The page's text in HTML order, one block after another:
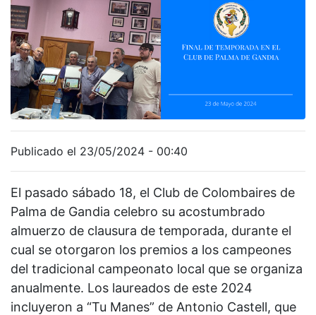
Publicado el 23/05/2024 - 00:40
El pasado sábado 18, el Club de Colombaires de
Palma de Gandia celebro su acostumbrado
almuerzo de clausura de temporada, durante el
cual se otorgaron los premios a los campeones
del tradicional campeonato local que se organiza
anualmente. Los laureados de este 2024
incluyeron a “Tu Manes” de Antonio Castell, que